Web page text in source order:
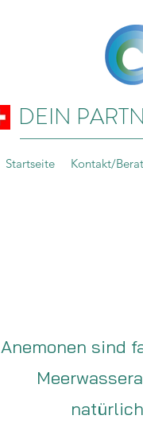
DEIN
Startseite Kontakt/
Anemonen sind